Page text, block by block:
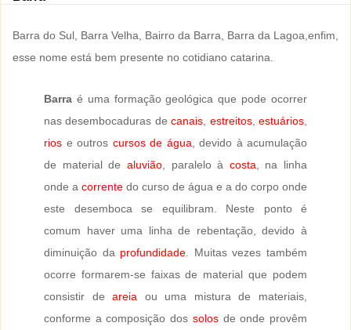
Barra do Sul, Barra Velha, Bairro da Barra, Barra da Lagoa,enfim,
esse nome está bem presente no cotidiano catarina.
Barra é uma formação geológica que pode ocorrer
nas desembocaduras decanais estreitos,estuários
rios e outros cursos de água , devido à acumulação
de material de aluvião, paralelo à costa , na linha
onde a corrente do curso de água e a do corpo onde
este desemboca se equilibram. Neste ponto é
comum haver uma linha de rebentação, devido à
diminuição da profundidade . Muitas vezes também
ocorre formarem-se faixas de material que podem
consistir deareia ou uma mistura de materiais,
conforme a composição dos solosde onde provêm